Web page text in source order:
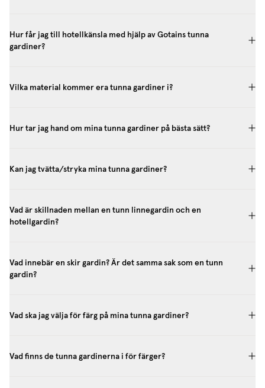
Hur får jag till hotellkänsla med hjälp av Gotains tunna
gardiner?
Vilka material kommer era tunna gardiner i?
Hur tar jag hand om mina tunna gardiner på bästa sätt?
Kan jag tvätta/stryka mina tunna gardiner?
Vad är skillnaden mellan en tunn linnegardin och en
hotellgardin?
Vad innebär en skir gardin? Är det samma sak som en tunn
gardin?
Vad ska jag välja för färg på mina tunna gardiner?
Vad finns de tunna gardinerna i för färger?